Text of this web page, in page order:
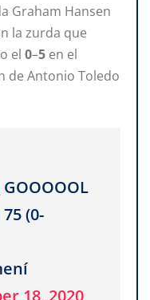
Graham Hansen
la zurda que
el 0–5 en el
de Antonio Toledo
GOOOOOL
(0-